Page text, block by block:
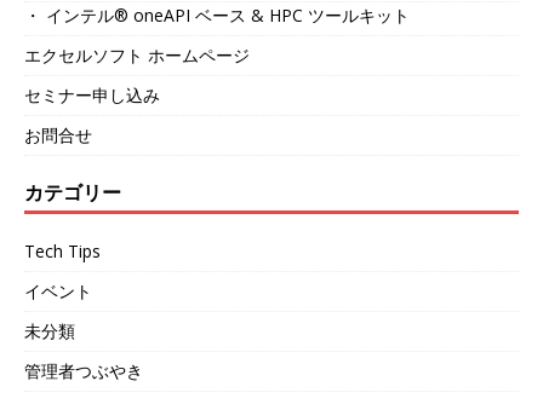
・ インテル® oneAPI ベース & HPC ツールキット
エクセルソフト ホームページ
セミナー申し込み
お問合せ
カテゴリー
Tech Tips
イベント
未分類
管理者つぶやき